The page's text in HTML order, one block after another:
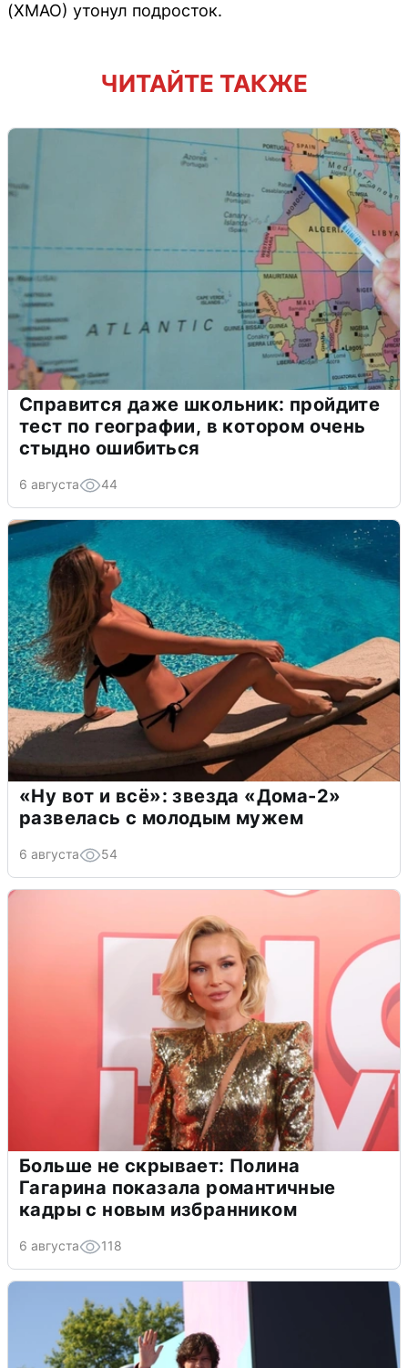
(ХМАО) утонул подросток.
ЧИТАЙТЕ ТАКЖЕ
Справится даже школьник: пройдите
тест по географии, в котором очень
стыдно ошибиться
6 августа 44
«Ну вот и всё»: звезда «Дома-2»
развелась с молодым мужем
6 августа 54
Больше не скрывает: Полина
Гагарина показала романтичные
кадры с новым избранником
6 августа 118